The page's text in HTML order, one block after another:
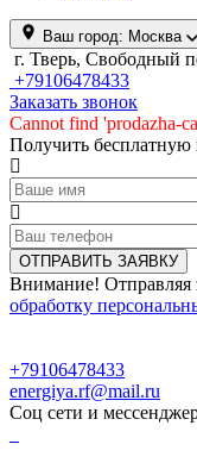
Ваш город: Москва
г. Тверь, Свободный
+79106478433
Заказать звонок
Cannot find 'prodazha-
Получить бесплатную
Внимание! Отправляя
обработку
+79106478433
energiya.rf@mail.ru
Соц сети и